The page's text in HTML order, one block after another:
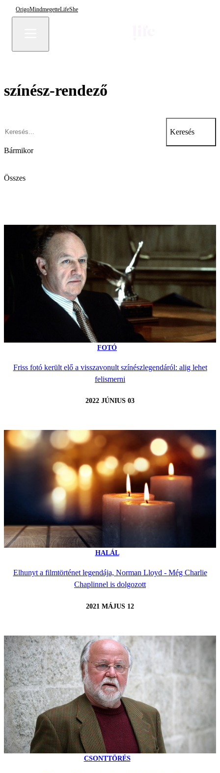
OrigoMindmegetteLifeShe
színész-rendező
Keresés
Bármikor
Összes
FOTÓ
Friss fotó került elő a visszavonult színészlegendáról: alig lehet
felismerni
2022 JÚNIUS 03
HALÁL
Elhunyt a filmtörténet legendája, Norman Lloyd - Még Charlie
Chaplinnel is dolgozott
2021 MÁJUS 12
CSONTTÖRÉS